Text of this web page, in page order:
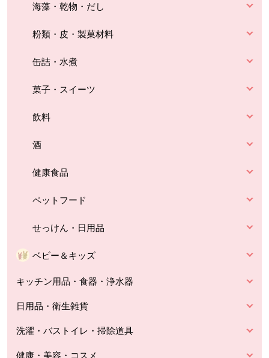
海藻・乾物・だし
粉類・皮・製菓材料
缶詰・水煮
菓子・スイーツ
飲料
酒
健康食品
ペットフード
せっけん・日用品
ベビー＆キッズ
キッチン用品・食器・浄水器
日用品・衛生雑貨
洗濯・バストイレ・掃除道具
健康・美容・コスメ